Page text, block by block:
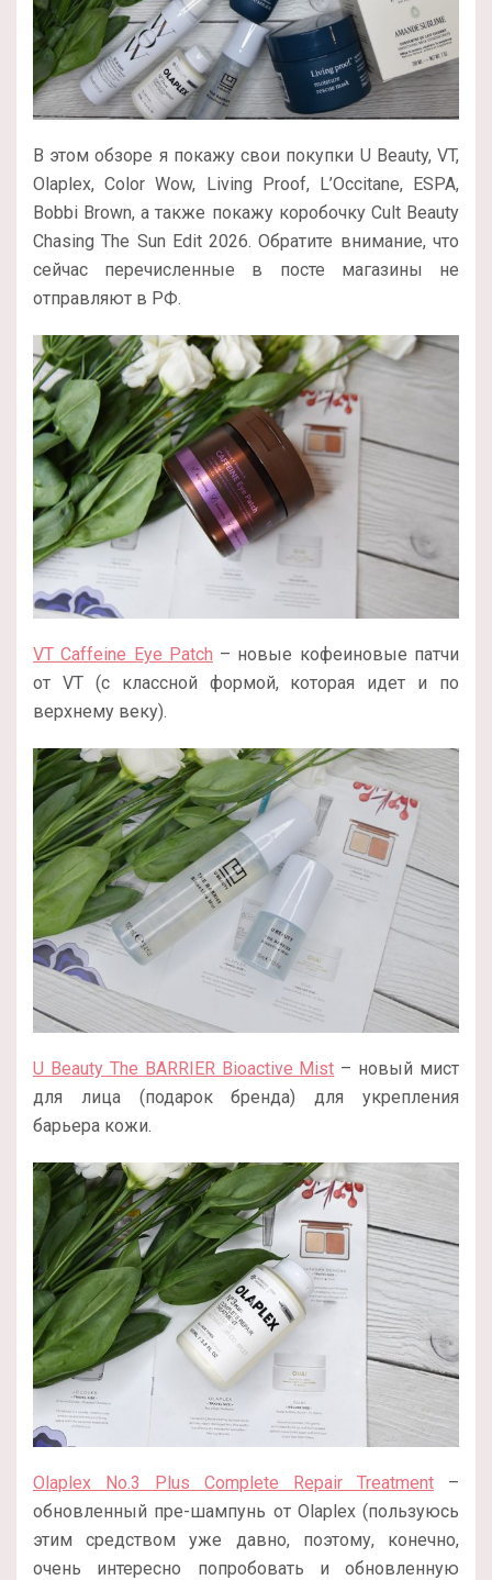
В этом обзоре я покажу свои покупки U Beauty, VT,
Olaplex, Color Wow, Living Proof, L’Occitane, ESPA,
Bobbi Brown, а также покажу коробочку Cult Beauty
Chasing The Sun Edit 2026. Обратите внимание, что
сейчас перечисленные в посте магазины не
отправляют в РФ.
VT Caffeine Eye Patch – новые кофеиновые патчи
от VT (с классной формой, которая идет и по
верхнему веку).
U Beauty The BARRIER Bioactive Mist – новый мист
для лица (подарок бренда) для укрепления
барьера кожи.
Olaplex No.3 Plus Complete Repair Treatment –
обновленный пре-шампунь от Olaplex (пользуюсь
этим средством уже давно, поэтому, конечно,
очень интересно попробовать и обновленную